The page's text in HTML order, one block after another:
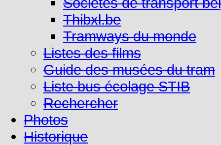
Thibxl.be
Tramways du monde
Listes des films
Guide des musées du tram
Liste bus écolage STIB
Rechercher
Photos
Historique